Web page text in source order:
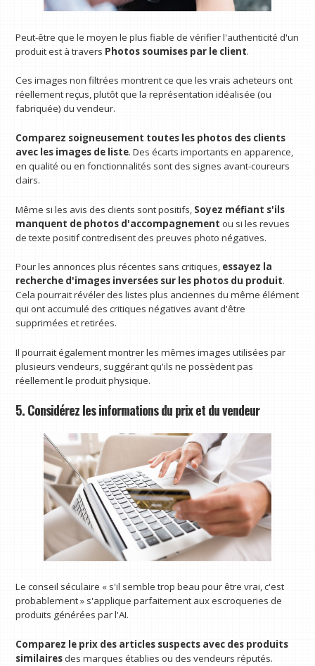
Peut-être que le moyen le plus fiable de vérifier l'authenticité d'un
produit est à travers Photos soumises par le client.
Ces images non filtrées montrent ce que les vrais acheteurs ont
réellement reçus, plutôt que la représentation idéalisée (ou
fabriquée) du vendeur.
Comparez soigneusement toutes les photos des clients
avec les images de liste. Des écarts importants en apparence,
en qualité ou en fonctionnalités sont des signes avant-coureurs
clairs.
Même si les avis des clients sont positifs, Soyez méfiant s'ils
manquent de photos d'accompagnementou si les revues
de texte positif contredisent des preuves photo négatives.
Pour les annonces plus récentes sans critiques, essayez la
recherche d'images inversées sur les photos du produit.
Cela pourrait révéler des listes plus anciennes du même élément
qui ont accumulé des critiques négatives avant d'être
supprimées et retirées.
Il pourrait également montrer les mêmes images utilisées par
plusieurs vendeurs, suggérant qu'ils ne possèdent pas
réellement le produit physique.
5. Considérez les informations du prix et du vendeur
Le conseil séculaire « s'il semble trop beau pour être vrai, c'est
probablement » s'applique parfaitement aux escroqueries de
produits générées par l'AI.
Comparez le prix des articles suspects avec des produits
similairesdes marques établies ou des vendeurs réputés.